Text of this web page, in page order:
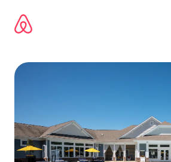
contenido